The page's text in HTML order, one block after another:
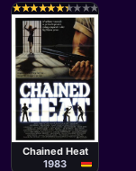
★
★★
★★
★★
★★
★★
★★
★★
★★
★★
★
Película
Paul Nicholas
Chained Heat
1983